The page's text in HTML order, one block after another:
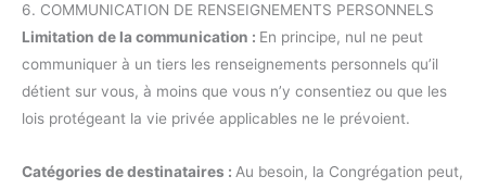
6. COMMUNICATION DE RENSEIGNEMENTS PERSONNELS
Limitation de la communication : En principe, nul ne peut
communiquer à un tiers les renseignements personnels qu’il
détient sur vous, à moins que vous n’y consentiez ou que les
lois protégeant la vie privée applicables ne le prévoient.
Catégories de destinataires : Au besoin, la Congrégation peut,